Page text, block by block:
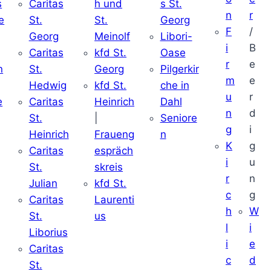
Caritas
St.
Georg
Caritas
St.
Hedwig
Caritas
St.
Heinrich
Caritas
St.
Julian
Caritas
St.
Liborius
Caritas
St.
h und
St.
Meinolf
kfd St.
Georg
kfd St.
Heinrich
Fraueng
espräch
skreis
kfd St.
Laurenti
us
s St.
Georg
Libori-
Oase
Pilgerkir
che in
Dahl
Seniore
n
n
F
i
r
m
u
n
g
K
i
r
c
h
l
i
c
r
/
B
e
e
r
d
i
g
u
n
g
W
i
e
d